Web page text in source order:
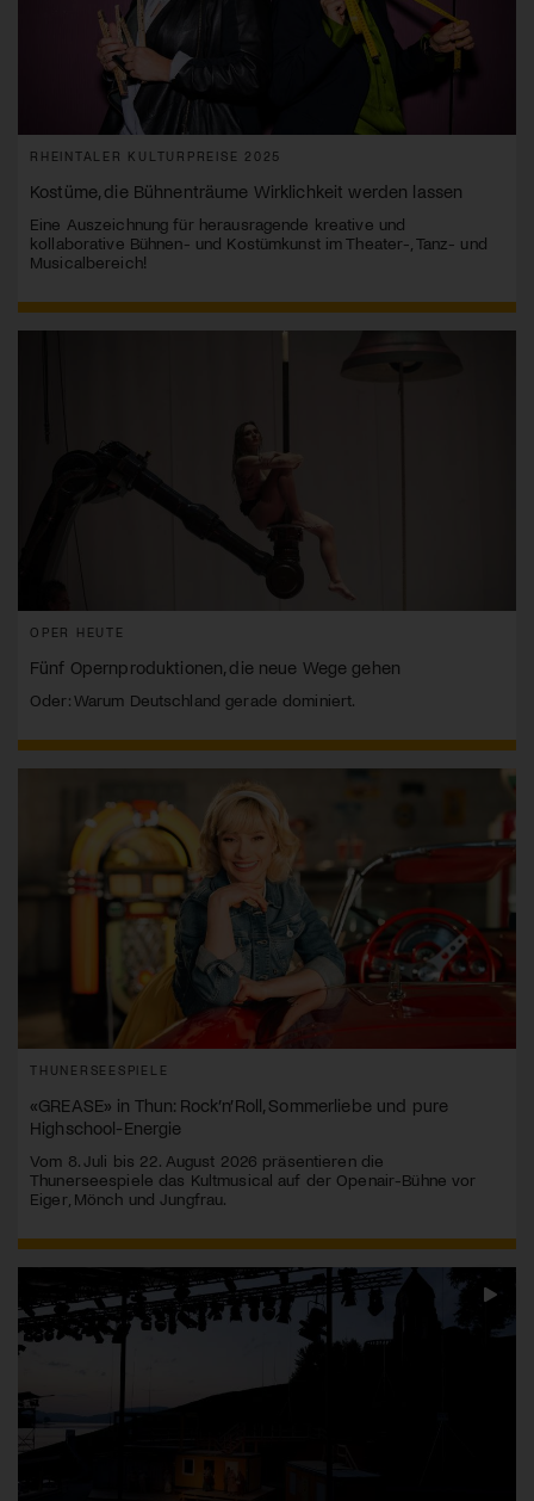
RHEINTALER KULTURPREISE 2025
Kostüme, die Bühnenträume Wirklichkeit werden lassen
Eine Auszeichnung für herausragende kreative und
kollaborative Bühnen- und Kostümkunst im Theater-, Tanz- und
Musicalbereich!
OPER HEUTE
Fünf Opernproduktionen, die neue Wege gehen
Oder: Warum Deutschland gerade dominiert.
THUNERSEESPIELE
«GREASE» in Thun: Rock’n’Roll, Sommerliebe und pure
Highschool-Energie
Vom 8. Juli bis 22. August 2026 präsentieren die
Thunerseespiele das Kultmusical auf der Openair-Bühne vor
Eiger, Mönch und Jungfrau.